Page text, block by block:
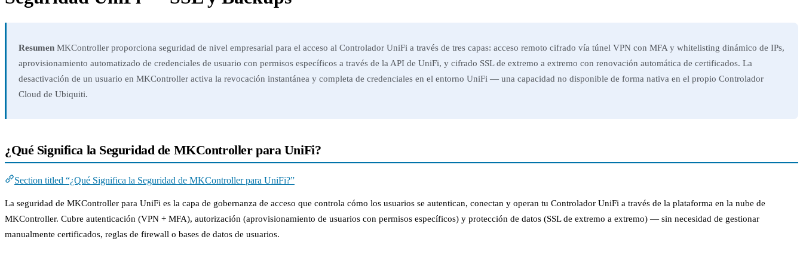
Resumen MKController proporciona seguridad de nivel empresarial para el acceso al Controlador UniFi a través de tres capas: acceso remoto cifrado vía túnel VPN con MFA y whitelisting dinámico de IPs,
aprovisionamiento automatizado de credenciales de usuario con permisos específicos a través de la API de UniFi, y cifrado SSL de extremo a extremo con renovación automática de certificados. La
desactivación de un usuario en MKController activa la revocación instantánea y completa de credenciales en el entorno UniFi — una capacidad no disponible de forma nativa en el propio Controlador
Cloud de Ubiquiti.
¿Qué Significa la Seguridad de MKController para UniFi?
Section titled “¿Qué Significa la Seguridad de MKController para UniFi?”
La seguridad de MKController para UniFi es la capa de gobernanza de acceso que controla cómo los usuarios se autentican, conectan y operan tu Controlador UniFi a través de la plataforma en la nube de
MKController. Cubre autenticación (VPN + MFA), autorización (aprovisionamiento de usuarios con permisos específicos) y protección de datos (SSL de extremo a extremo) — sin necesidad de gestionar
manualmente certificados, reglas de firewall o bases de datos de usuarios.